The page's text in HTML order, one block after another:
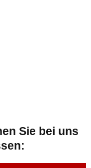
Sie bei uns